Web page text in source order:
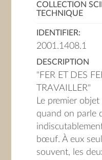
COLLECTION
TECHNIQUE
IDENTIFIER:
2001.1408.1
DESCRIPTION
"FER ET DES
TRAVAILLER"
Le premier
quand on parle
bœuf. À eux
souvent, les